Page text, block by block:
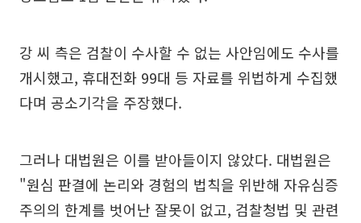
강 씨 측은 검찰이 수사할 수 없는 사안임에도 수사를
개시했고, 휴대전화 99대 등 자료를 위법하게 수집했
다며 공소기각을 주장했다.
그러나 대법원은 이를 받아들이지 않았다. 대법원은
"원심 판결에 논리와 경험의 법칙을 위반해 자유심증
주의의 한계를 벗어난 잘못이 없고, 검찰청법 및 관련